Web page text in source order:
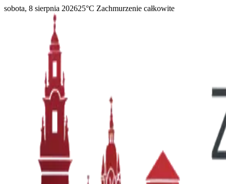
sobota, 8 sierpnia 202625°C Zachmurzenie całkowite